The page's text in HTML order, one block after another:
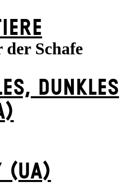
Schafe
DUNK­LES
(UA)